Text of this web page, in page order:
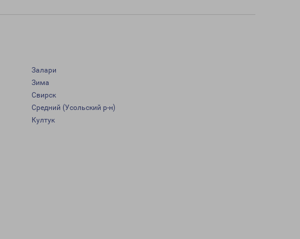
Залари
Зима
Свирск
Средний (Усольский р-н)
Култук